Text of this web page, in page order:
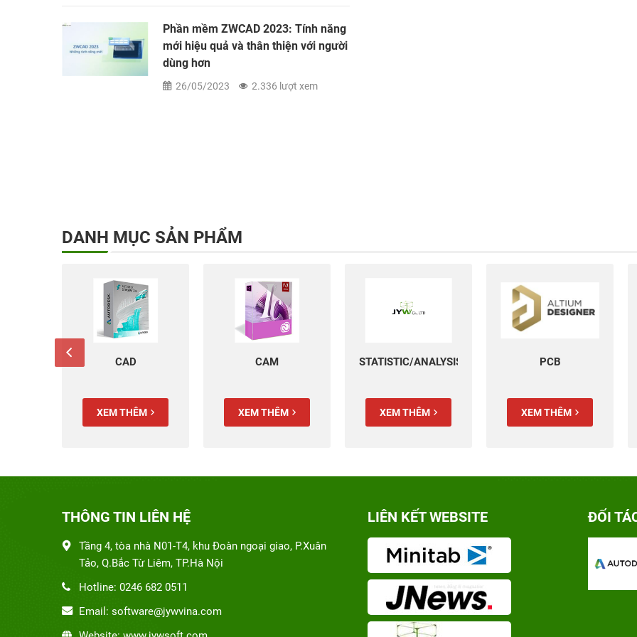
Phần mềm ZWCAD 2023: Tính năng
mới hiệu quả và thân thiện với người
dùng hơn
26/05/2023 2.336 lượt xem
DANH MỤC SẢN PHẨM
CAD
XEM THÊM
CAM
XEM THÊM
STATISTIC/ANALYSIS
XEM THÊM
PCB
XEM THÊM
THÔNG TIN LIÊN HỆ
Tầng 4, tòa nhà N01-T4, khu Đoàn ngoại giao, P.Xuân
Tảo, Q.Bắc Từ Liêm, TP.Hà Nội
Hotline: 0246 682 0511
Email: software@jywvina.com
LIÊN KẾT WEBSITE ĐỐI